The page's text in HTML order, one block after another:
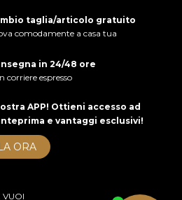
taglia/articolo gratuito
comodamente a casa tua
in 24/48 ore
corriere espresso
APP! Ottieni accesso ad
e vantaggi esclusivi!
ORA
VUOI